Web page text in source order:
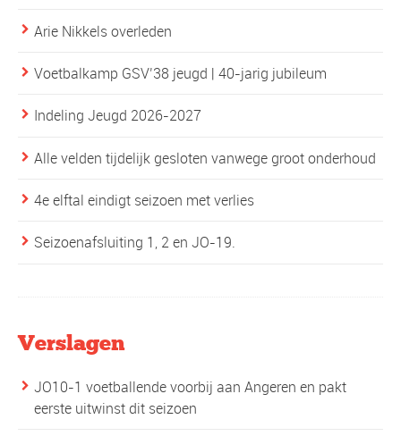
Arie Nikkels overleden
Voetbalkamp GSV’38 jeugd | 40-jarig jubileum
Indeling Jeugd 2026-2027
Alle velden tijdelijk gesloten vanwege groot onderhoud
4e elftal eindigt seizoen met verlies
Seizoenafsluiting 1, 2 en JO-19.
Verslagen
JO10-1 voetballende voorbij aan Angeren en pakt
eerste uitwinst dit seizoen